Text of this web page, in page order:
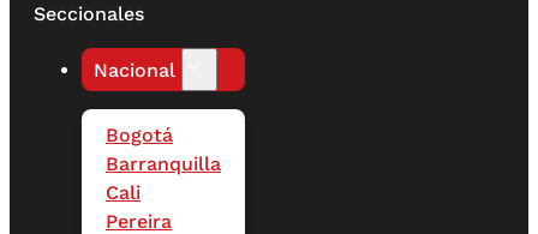
Seccionales
Nacional
Bogotá
Barranquilla
Cali
Pereira